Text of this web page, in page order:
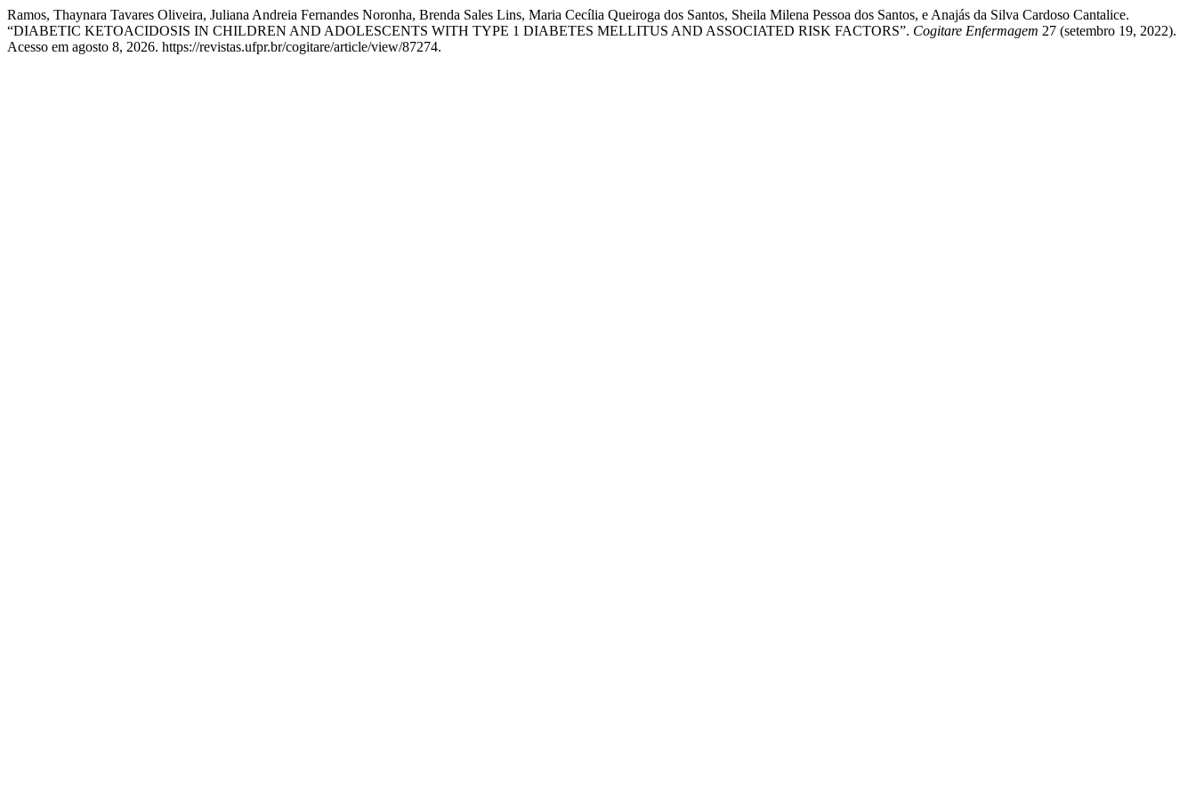
Ramos, Thaynara Tavares Oliveira, Juliana Andreia Fernandes Noronha, Brenda Sales Lins, Maria Cecília Queiroga dos Santos, Sheila Milena Pessoa dos Santos, e Anajás da Silva Cardoso Cantalice.
“DIABETIC KETOACIDOSIS IN CHILDREN AND ADOLESCENTS WITH TYPE 1 DIABETES MELLITUS AND ASSOCIATED RISK FACTORS”. Cogitare Enfermagem 27 (setembro 19, 2022).
Acesso em agosto 8, 2026. https://revistas.ufpr.br/cogitare/article/view/87274.